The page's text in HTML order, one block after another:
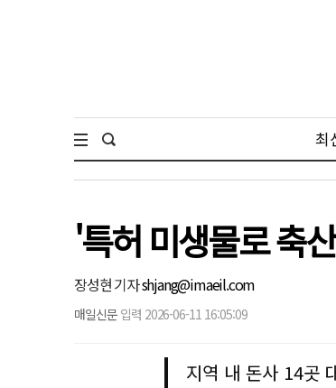
최
'특허 미생물로 축
장성현 기자shjang@imaeil.com
매일신문 입력 2026-06-11 16:05:09
지역 내 돈사 14곳